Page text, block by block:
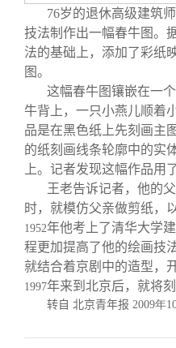
校友讲坛
校友视界
实用信息
总会章程
理事会名
制度法规
联系我们
76岁的退休高级建筑
技法制作出一幅春牛图。
法的基础上，添加了彩纸
图。
这幅春牛图镶嵌在一
牛背上，一只小燕儿顺着
品是在黑色纸上先刻画主
的纸刻画线条轮廓中的实
上。记者发现这幅作品用
王老告诉记者，他的
时，就模仿父亲做剪纸，
1952年他考上了清华大学
程更加提高了他的绘画技
就结合着京剧中的造型，
1997年来到北京后，就将
转自 北京青年报 2009年